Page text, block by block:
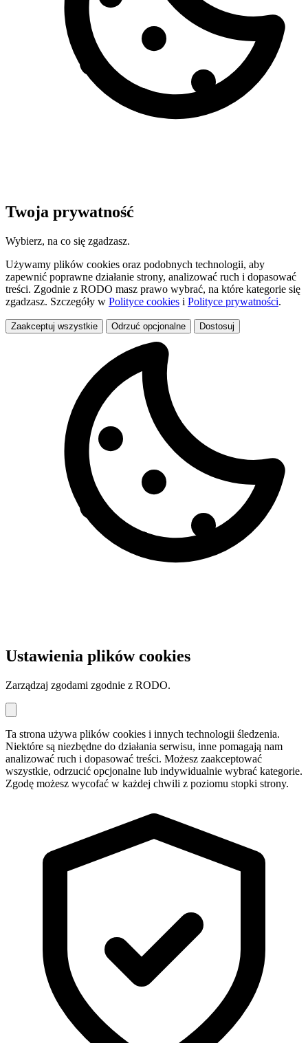
Twoja prywatność
Wybierz, na co się zgadzasz.
Używamy plików cookies oraz podobnych technologii, aby
zapewnić poprawne działanie strony, analizować ruch i dopasować
treści. Zgodnie z RODO masz prawo wybrać, na które kategorie się
zgadzasz. Szczegóły w Polityce cookies i Polityce prywatności.
Zaakceptuj wszystkie Odrzuć opcjonalne Dostosuj
Ustawienia plików cookies
Zarządzaj zgodami zgodnie z RODO.
Ta strona używa plików cookies i innych technologii śledzenia.
Niektóre są niezbędne do działania serwisu, inne pomagają nam
analizować ruch i dopasować treści. Możesz zaakceptować
wszystkie, odrzucić opcjonalne lub indywidualnie wybrać kategorie.
Zgodę możesz wycofać w każdej chwili z poziomu stopki strony.